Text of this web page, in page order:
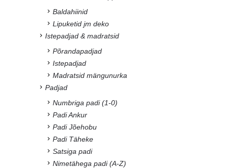
Baldahiinid
Lipuketid jm deko
Istepadjad & madratsid
Põrandapadjad
Istepadjad
Madratsid mängunurka
Padjad
Numbriga padi (1-0)
Padi Ankur
Padi Jõehobu
Padi Täheke
Satsiga padi
Nimetähega padi (A-Z)